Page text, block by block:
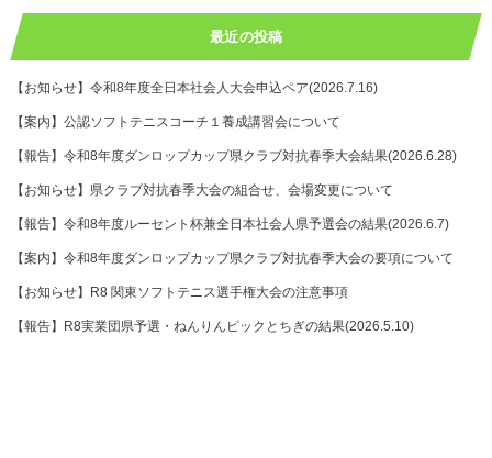
最近の投稿
【お知らせ】令和8年度全日本社会人大会申込ペア(2026.7.16)
【案内】公認ソフトテニスコーチ１養成講習会について
【報告】令和8年度ダンロップカップ県クラブ対抗春季大会結果(2026.6.28)
【お知らせ】県クラブ対抗春季大会の組合せ、会場変更について
【報告】令和8年度ルーセント杯兼全日本社会人県予選会の結果(2026.6.7)
【案内】令和8年度ダンロップカップ県クラブ対抗春季大会の要項について
【お知らせ】R8 関東ソフトテニス選手権大会の注意事項
【報告】R8実業団県予選・ねんりんピックとちぎの結果(2026.5.10)